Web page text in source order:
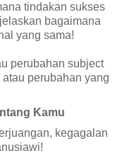
tindakan sukses
bagaimana
yang sama!
perubahan subject
perubahan yang
Kamu
kegagalan